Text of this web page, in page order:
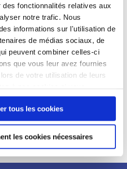
fonctionnalités relatives aux
notre trafic. Nous
informations sur l'utilisation de
de médias sociaux, de
peuvent combiner celles-ci
que vous leur avez fournies
de votre utilisation de leurs
site Web.
tous les cookies
les cookies nécessaires
: